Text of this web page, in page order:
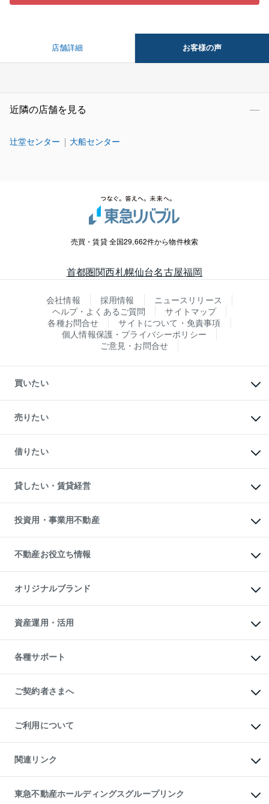
店舗詳細 お客様の声
近隣の店舗を見る
辻堂センター 大船センター
売買・賃貸 全国29,662件から物件検索
首都圏関西札幌仙台名古屋福岡
会社情報 採用情報
ニュースリリース
ヘルプ・よくあるご質問
サイトマップ
各種お問合せ
サイトについて・免責事項
個人情報保護・プライバシーポリシー
ご意見・お問合せ
買いたい
新築・分譲マンションの購入
中古マンションの購入
一戸建ての購入
中古一戸建ての購入
不動産購入の流れ
注目キーワード物件特集
購入ガイド
English 繁体中文簡体中文
売りたい
一戸建ての売却・査定
土地の売却・査定
スピードAI査定
不動産査定について
不動産売却の流れ
不動産買換えの流れ
売却ガイド
借りたい
オフィス・店舗の賃貸
借りるときの流れ
借りるガイド
貸したい・賃貸経営
マンション賃料データ
賃貸管理プラン
リロケーションについて
貸すガイド
投資用・事業用不動産
事業用不動産
マンション投資
投資用マンション
アパート経営
収益物件
ビル購入（ビル一棟）
投資用不動産の売却査定
事業用不動産の売却査定
不動産お役立ち情報
マンションライブラリー
人気マンションランキング
暮らしに役立つ不動産メディア
不動産相場・不動産価格情報
不動産コラム・ニュース
不動産用語集
不動産なんでもネット相談室
住まいの税金
オリジナルブランド
一棟リノベーションマンション
L`GENTE（ルジェンテ）
区分リノベーションマンション
投資用一棟レジデンスWELL
不動産小口投資
LEGACIA（レガシア）
資産運用・活用
不動産M&A
アセットマネジメント・出資
各種サポート
相続サポート
リフォームサポート
ご契約者さまへ
ご紹介・再契約特典
入居者様専用-各種ご案内（賃貸）
東急こすもす会「こすもすWeb」
ご利用について
金融商品取引について
東急リバブル ソーシャルメディアポリシー
ご意見・お問い合わせ（金融商品取引専用の相談・お問い合わせ窓口）
ダイレクトメール（郵送物）・Eメールなどの送付停止について
関連リンク
これからご結婚される方に東急百貨店のブライダルクラブ
人材サービスのご用命は 東急リバブルスタッフ株式会社まで
東急不動産ホールディングスグループリンク